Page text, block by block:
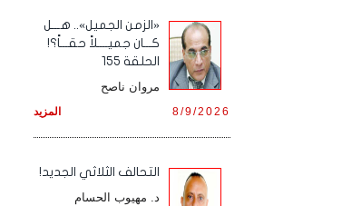
«الزمن الجميل».. هـــل
كـــان جميــــلاً حقـــاً؟!
الحلقة 155
مروان ناصح
المزيد 8/9/2026
التحالف الثلاثي الجديد!
د. مهيوب الحسام